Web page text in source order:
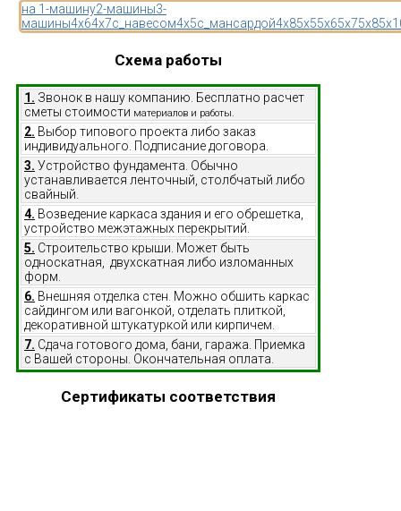
на 1-машину2-машины3-
машины4x64x7с_навесом4x5с_мансардой4x85x55x65x75x8
Схема работы
1. Звонок в нашу компанию. Бесплатно расчет
сметы стоимости материалов и работы.
2. Выбор типового проекта либо заказ
индивидуального. Подписание договора.
3. Устройство фундамента. Обычно
устанавливается ленточный, столбчатый либо
свайный.
4. Возведение каркаса здания и его обрешетка,
устройство межэтажных перекрытий.
5. Строительство крыши. Может быть
односкатная, двухскатная либо изломанных
форм.
6. Внешняя отделка стен. Можно обшить каркас
сайдингом или вагонкой, отделать плиткой,
декоративной штукатуркой или кирпичем.
7. Сдача готового дома, бани, гаража. Приемка
с Вашей стороны. Окончательная оплата.
Сертификаты соответствия